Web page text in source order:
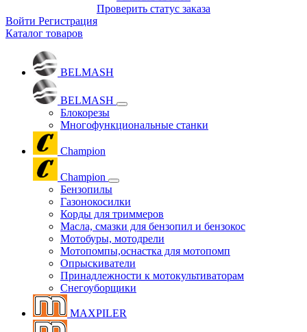
Проверить статус заказа
Войти Регистрация
Каталог товаров
BELMASH
BELMASH
Блокорезы
Многофункциональные станки
Champion
Champion
Бензопилы
Газонокосилки
Корды для триммеров
Масла, смазки для бензопил и бензокос
Мотобуры, мотодрели
Мотопомпы,оснастка для мотопомп
Опрыскиватели
Принадлежности к мотокультиваторам
Снегоуборщики
MAXPILER